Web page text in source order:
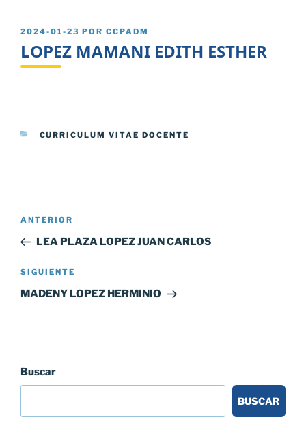
PUBLICADO
2024-01-23 POR CCPADM
LOPEZ MAMANI EDITH ESTHER
CATEGORÍAS
CURRICULUM VITAE DOCENTE
Navegación
entradas
Entrada
anterior:
ANTERIOR
LEA PLAZA LOPEZ JUAN CARLOS
Siguiente
entrada
SIGUIENTE
MADENY LOPEZ HERMINIO
Buscar
BUSCAR